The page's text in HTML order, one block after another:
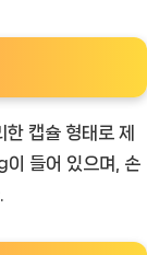
캡슐 형태로 제
들어 있으며, 손